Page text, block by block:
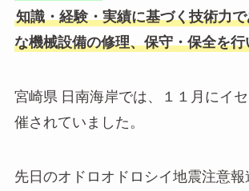
知識・経験・実績に基づく技術力
な機械設備の修理、保守・保全を行
宮崎県 日南海岸では、１１月にイ
催されていました。
先日のオドロオドロシイ地震注意報